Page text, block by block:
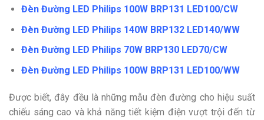
Đèn Đường LED Philips 100W BRP131 LED100/CW
Đèn Đường LED Philips 140W BRP132 LED140/WW
Đèn Đường LED Philips 70W BRP130 LED70/CW
Đèn Đường LED Philips 100W BRP131 LED100/WW
Được biết, đây đều là những mẫu đèn đường cho hiệu suất
chiếu sáng cao và khả năng tiết kiệm điện vượt trội đến từ